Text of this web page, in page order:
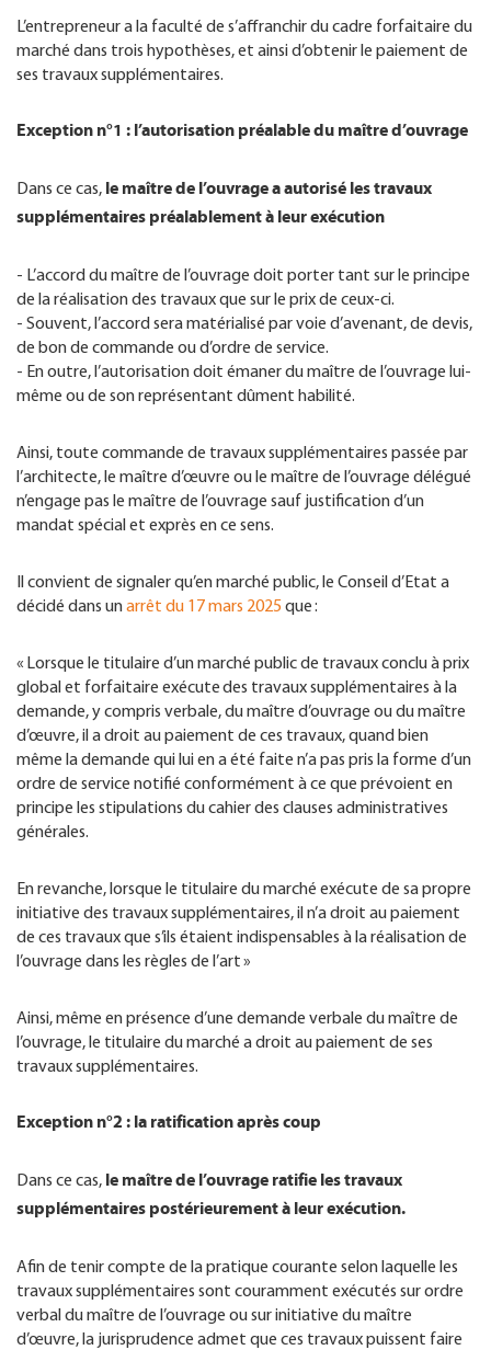
L’entrepreneur a la faculté de s’affranchir du cadre forfaitaire du
marché dans trois hypothèses, et ainsi d’obtenir le paiement de
ses travaux supplémentaires.
Exception n°1 : l’autorisation préalable du maître d’ouvrage
Dans ce cas, le maître de l’ouvrage a autorisé les travaux
supplémentaires préalablement à leur exécution
- L’accord du maître de l’ouvrage doit porter tant sur le principe
de la réalisation des travaux que sur le prix de ceux-ci.
- Souvent, l’accord sera matérialisé par voie d’avenant, de devis,
de bon de commande ou d’ordre de service.
- En outre, l’autorisation doit émaner du maître de l’ouvrage lui-
même ou de son représentant dûment habilité.
Ainsi, toute commande de travaux supplémentaires passée par
l’architecte, le maître d’œuvre ou le maître de l’ouvrage délégué
n’engage pas le maître de l’ouvrage sauf justification d’un
mandat spécial et exprès en ce sens.
Il convient de signaler qu’en marché public, le Conseil d’Etat a
décidé dans unarrêt du 17 mars 2025 que :
« Lorsque le titulaire d’un marché public de travaux conclu à prix
global et forfaitaire exécute des travaux supplémentaires à la
demande, y compris verbale, du maître d’ouvrage ou du maître
d’œuvre, il a droit au paiement de ces travaux, quand bien
même la demande qui lui en a été faite n’a pas pris la forme d’un
ordre de service notifié conformément à ce que prévoient en
principe les stipulations du cahier des clauses administratives
générales.
En revanche, lorsque le titulaire du marché exécute de sa propre
initiative des travaux supplémentaires, il n’a droit au paiement
de ces travaux que s’ils étaient indispensables à la réalisation de
l’ouvrage dans les règles de l’art »
Ainsi, même en présence d’une demande verbale du maître de
l’ouvrage, le titulaire du marché a droit au paiement de ses
travaux supplémentaires.
Exception n°2 : la ratification après coup
Dans ce cas, le maître de l’ouvrage ratifie les travaux
supplémentaires postérieurement à leur exécution.
Afin de tenir compte de la pratique courante selon laquelle les
travaux supplémentaires sont couramment exécutés sur ordre
verbal du maître de l’ouvrage ou sur initiative du maître
d’œuvre, la jurisprudence admet que ces travaux puissent faire